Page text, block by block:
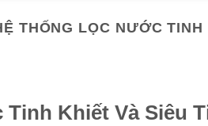
THỐNG LỌC NƯỚC TINH
Khiết Và Siêu